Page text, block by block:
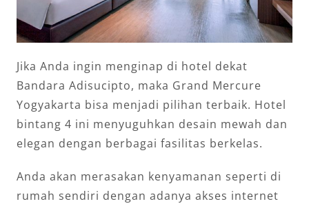
Jika Anda ingin menginap di hotel dekat
Bandara Adisucipto, maka Grand Mercure
Yogyakarta bisa menjadi pilihan terbaik. Hotel
bintang 4 ini menyuguhkan desain mewah dan
elegan dengan berbagai fasilitas berkelas.
Anda akan merasakan kenyamanan seperti di
rumah sendiri dengan adanya akses internet